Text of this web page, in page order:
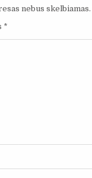
nebus skelbiamas.
*